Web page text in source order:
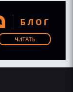
БЛОГ
ЧИТАТЬ